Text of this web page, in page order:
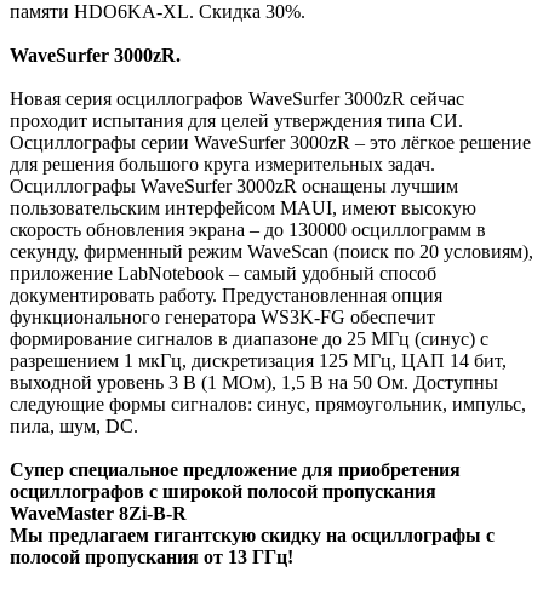
памяти HDO6KA-XL. Скидка 30%.
WaveSurfer 3000zR.
Новая серия осциллографов WaveSurfer 3000zR сейчас
проходит испытания для целей утверждения типа СИ.
Осциллографы серии WaveSurfer 3000zR – это лёгкое решение
для решения большого круга измерительных задач.
Осциллографы WaveSurfer 3000zR оснащены лучшим
пользовательским интерфейсом MAUI, имеют высокую
скорость обновления экрана – до 130000 осциллограмм в
секунду, фирменный режим WaveScan (поиск по 20 условиям),
приложение LabNotebook – самый удобный способ
документировать работу. Предустановленная опция
функционального генератора WS3K-FG обеспечит
формирование сигналов в диапазоне до 25 МГц (синус) с
разрешением 1 мкГц, дискретизация 125 МГц, ЦАП 14 бит,
выходной уровень 3 В (1 МОм), 1,5 В на 50 Ом. Доступны
следующие формы сигналов: синус, прямоугольник, импульс,
пила, шум, DC.
Супер специальное предложение для приобретения
осциллографов с широкой полосой пропускания
WaveMaster 8Zi-B-R
Мы предлагаем гигантскую скидку на осциллографы с
полосой пропускания от 13 ГГц!